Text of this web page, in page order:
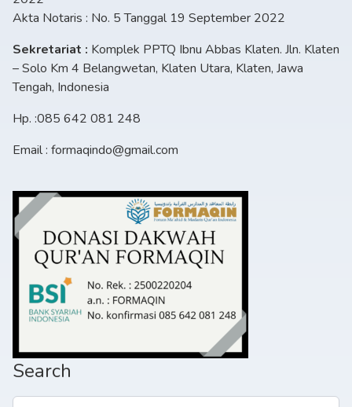
Akta Notaris : No. 5 Tanggal 19 September 2022
Sekretariat : Komplek PPTQ Ibnu Abbas Klaten. Jln. Klaten
– Solo Km 4 Belangwetan, Klaten Utara, Klaten, Jawa
Tengah, Indonesia
Hp. :085 642 081 248
Email : formaqindo@gmail.com
Search